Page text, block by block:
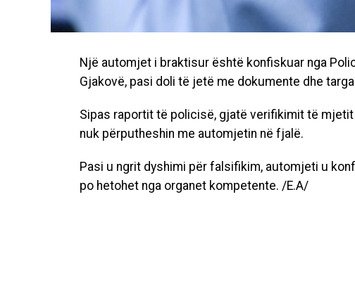
Një automjet i braktisur është konfiskuar nga
Gjakovë, pasi doli të jetë me dokumente dhe
Sipas raportit të policisë, gjatë verifikimit të
nuk përputheshin me automjetin në fjalë.
Pasi u ngrit dyshimi për falsifikim, automjeti u
po hetohet nga organet kompetente. /E.A/